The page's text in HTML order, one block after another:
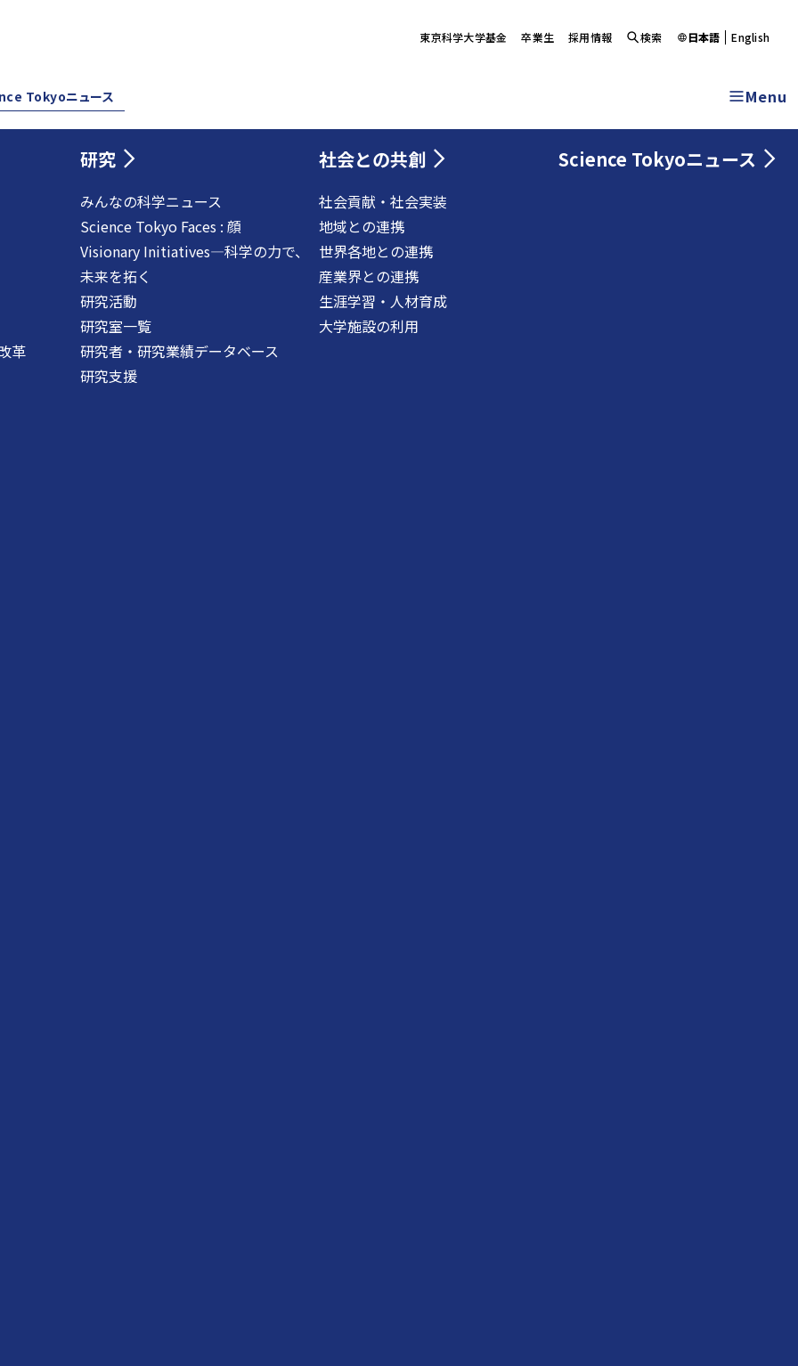
Tokyoニュース Menu
革
研究
みんなの科学ニュース
Science Tokyo Faces : 顔
Visionary Initiatives―科学の力で、
未来を拓く
研究活動
研究室一覧
研究者・研究業績データベース
研究支援
社会との共創
社会貢献・社会実装
地域との連携
世界各地との連携
産業界との連携
生涯学習・人材育成
大学施設の利用
Science Tokyoニュース
東京科学大学基金 卒業生 採用情報 検索 日本語 English